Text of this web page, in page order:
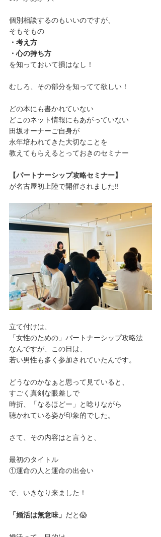
個別相談するのもいいのですが、
そもそもの
・考え方
・心の持ち方
を知っておいて損はなし！
むしろ、その部分を知ってて欲しい！
どの本にも書かれていない
どこのネット情報にもあがっていない
田坂オーナーご自身が
永年培われてきた大切なことを
教えてもらえるとっておきのセミナー
【パートナーシップ攻略セミナー】
が名古屋初上陸で開催されました‼️
立て付けは、
「女性のための」パートナーシップ攻略法
なんですが、この日は、
若い男性も多く参加されていたんです。
どうなのかなぁと思って見ていると、
すごく真剣な眼差しで
時折、「なるほどー」と唸りながら
聴かれている姿が印象的でした。
さて、その内容はと言うと、
最初のタイトル
①運命の人と運命の出会い
で、いきなり来ました！
「婚活は無意味」 だと😱